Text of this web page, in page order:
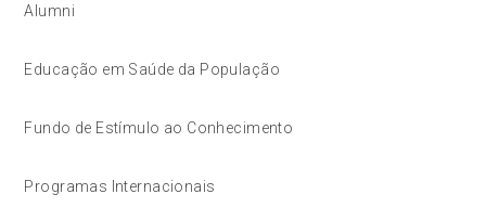
Alumni
Educação em Saúde da População
Fundo de Estímulo ao Conhecimento
Programas Internacionais